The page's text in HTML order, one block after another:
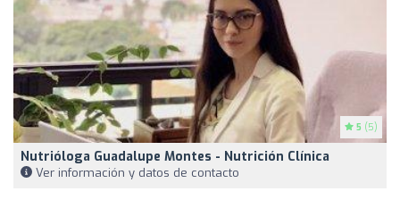
5 (5)
Nutrióloga Guadalupe Montes - Nutrición Clínica
Ver información y datos de contacto